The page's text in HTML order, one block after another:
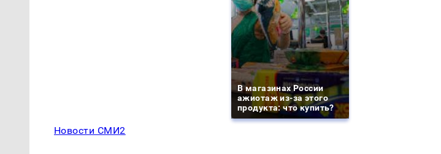
В магазинах России
ажиотаж из-за этого
продукта: что купить?
Новости СМИ2